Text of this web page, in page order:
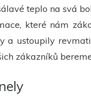
teplo na svá
které nám
a ustoupily
zákazníků